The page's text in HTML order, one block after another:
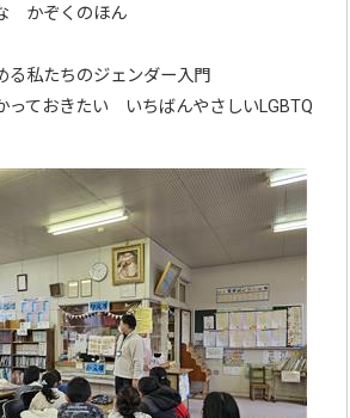
かぞくのほん
る私たちのジェンダー入門
っておきたい いちばんやさしいLGBTQ